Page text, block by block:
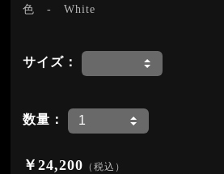
色 -White
サイズ：
数量：
￥24,200 （税込）